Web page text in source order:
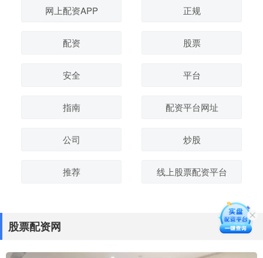
网上配资APP 正规
配资 股票
安全 平台
指南 配资平台网址
公司 炒股
推荐 线上股票配资平台
股票配资网